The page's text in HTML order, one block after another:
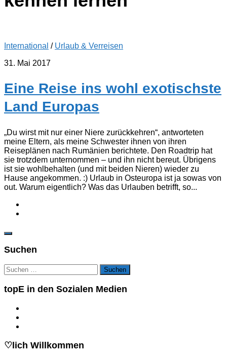
International / Urlaub & Verreisen
31. Mai 2017
Eine Reise ins wohl exotischste
Land Europas
„Du wirst mit nur einer Niere zurückkehren“, antworteten
meine Eltern, als meine Schwester ihnen von ihren
Reiseplänen nach Rumänien berichtete. Den Roadtrip hat
sie trotzdem unternommen – und ihn nicht bereut. Übrigens
ist sie wohlbehalten (und mit beiden Nieren) wieder zu
Hause angekommen. :) Urlaub in Osteuropa ist ja sowas von
out. Warum eigentlich? Was das Urlauben betrifft, so...
Suchen
Suchen
nach:
topE in den Sozialen Medien
♡lich Willkommen